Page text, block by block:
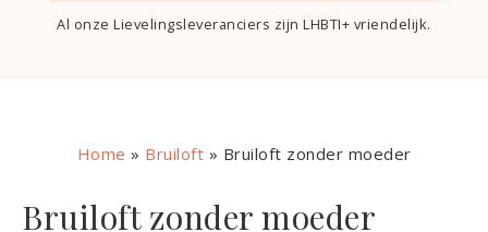
Al onze Lievelingsleveranciers zijn LHBTI+ vriendelijk.
Home » Bruiloft » Bruiloft zonder moeder
Bruiloft zonder moeder